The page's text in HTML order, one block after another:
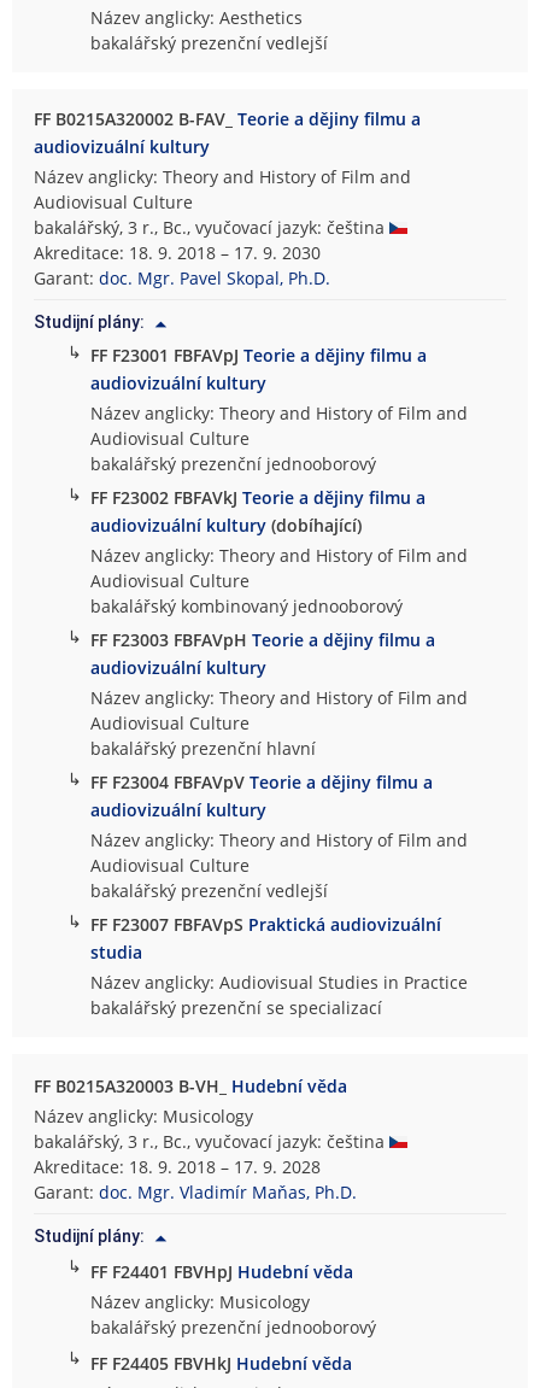
Název anglicky: Aesthetics
bakalářský prezenční vedlejší
FF B0215A320002 B-FAV_Teorie a dějiny filmu a
audiovizuální kultury
Název anglicky: Theory and History of Film and
Audiovisual Culture
bakalářský, 3 r., Bc., vyučovací jazyk: čeština
Akreditace: 18. 9. 2018 – 17. 9. 2030
Garant:doc. Mgr. Pavel Skopal, Ph.D.
Studijní plány:
↳ FF F23001 FBFAVpJTeorie a dějiny filmu a
audiovizuální kultury
Název anglicky: Theory and History of Film and
Audiovisual Culture
bakalářský prezenční jednooborový
↳ FF F23002 FBFAVkJTeorie a dějiny filmu a
audiovizuální kultury (dobíhající)
Název anglicky: Theory and History of Film and
Audiovisual Culture
bakalářský kombinovaný jednooborový
↳ FF F23003 FBFAVpHTeorie a dějiny filmu a
audiovizuální kultury
Název anglicky: Theory and History of Film and
Audiovisual Culture
bakalářský prezenční hlavní
↳ FF F23004 FBFAVpVTeorie a dějiny filmu a
audiovizuální kultury
Název anglicky: Theory and History of Film and
Audiovisual Culture
bakalářský prezenční vedlejší
↳ FF F23007 FBFAVpS Praktická audiovizuální
studia
Název anglicky: Audiovisual Studies in Practice
bakalářský prezenční se specializací
FF B0215A320003 B-VH_ Hudební věda
Název anglicky: Musicology
bakalářský, 3 r., Bc., vyučovací jazyk: čeština
Akreditace: 18. 9. 2018 – 17. 9. 2028
Garant:doc. Mgr. Vladimír Maňas, Ph.D.
Studijní plány:
↳ FF F24401 FBVHpJ Hudební věda
Název anglicky: Musicology
bakalářský prezenční jednooborový
↳ FF F24405 FBVHkJ Hudební věda